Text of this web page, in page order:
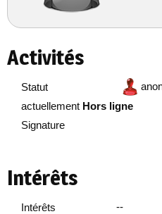
Activités
Statut
actuellement Hors ligne
Signature
Intérêts
Intérêts --